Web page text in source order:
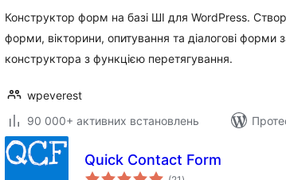
Конструктор форм на базі ШІ для WordPress.
форми, вікторини, опитування та діалогові
конструктора з функцією перетягування.
wpeverest
90 000+ активних встановлень
Quick Contact Form
загальний